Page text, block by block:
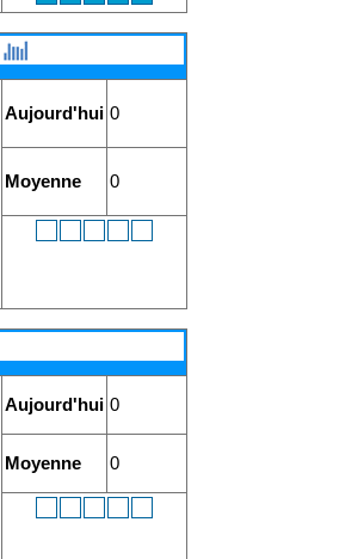
Aujourd'hui 0
Moyenne 0
Aujourd'hui 0
Moyenne 0